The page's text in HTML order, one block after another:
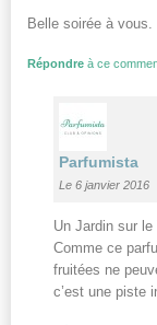
Belle soirée à vous.
Répondre à ce
Parfumista
Le 6 janvier 2016
Un Jardin sur
Comme ce
fruitées ne
c’est une piste